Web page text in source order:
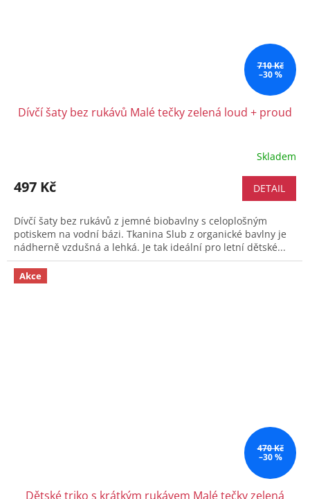
710 Kč
–30 %
Dívčí šaty bez rukávů Malé tečky zelená loud + proud
Skladem
497 Kč DETAIL
Dívčí šaty bez rukávů z jemné biobavlny s celoplošným
potiskem na vodní bázi. Tkanina Slub z organické bavlny je
nádherně vzdušná a lehká. Je tak ideální pro letní dětské...
Akce
470 Kč
–30 %
Dětské triko s krátkým rukávem Malé tečky zelená